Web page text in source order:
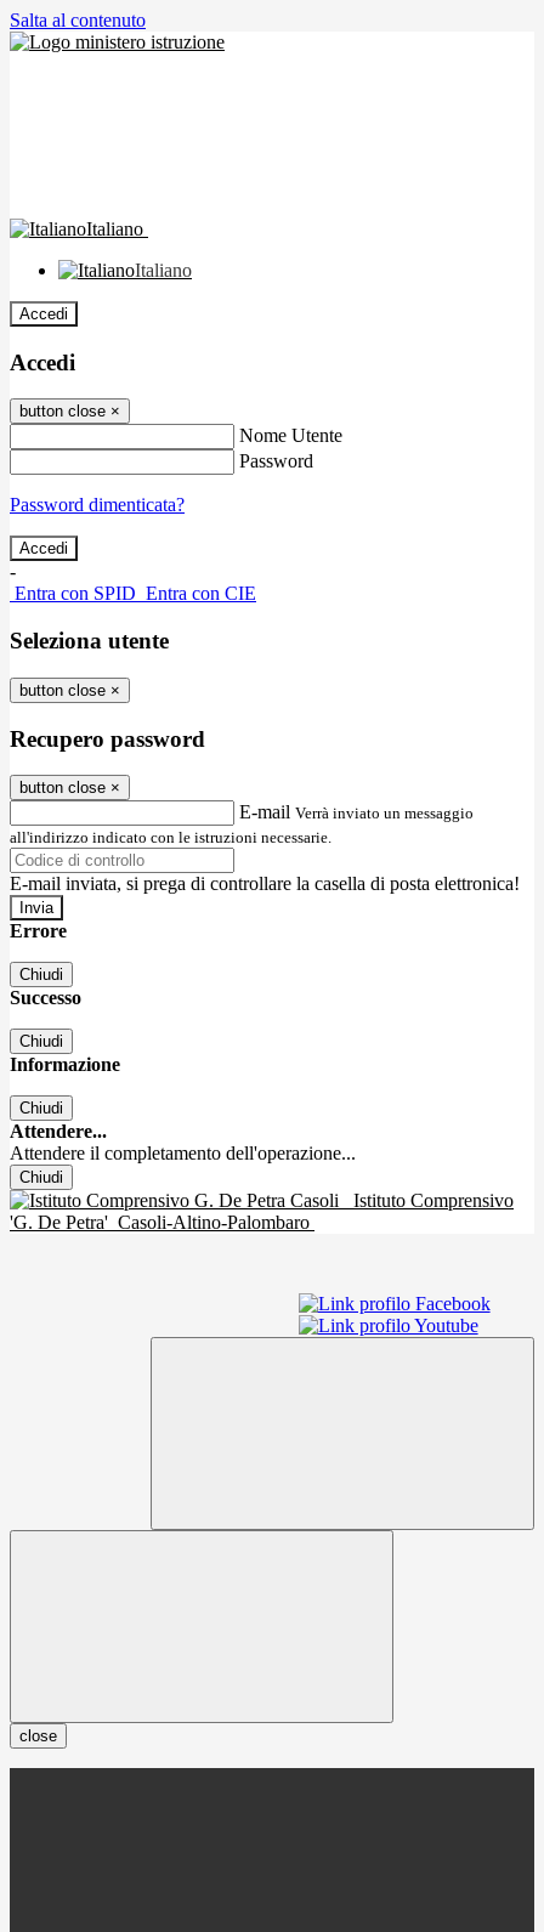
Salta al contenuto
Italiano
Italiano
Accedi
Accedi
button close ×
Nome Utente
Password
Password dimenticata?
-
Entra con SPID Entra con CIE
Seleziona utente
button close ×
Recupero password
button close ×
E-mail Verrà inviato un messaggio
all'indirizzo indicato con le istruzioni necessarie.
E-mail inviata, si prega di controllare la casella di posta elettronica!
Errore
Chiudi
Successo
Chiudi
Informazione
Chiudi
Attendere...
Attendere il completamento dell'operazione...
Chiudi
Istituto Comprensivo
'G. De Petra' Casoli-Altino-Palombaro
close